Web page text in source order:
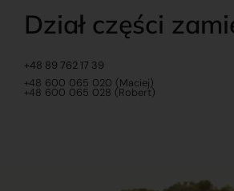
Dział części
+48 89 762 17 39
+48 600 065 020 (Maciej)
+48 600 065 028 (Robert)